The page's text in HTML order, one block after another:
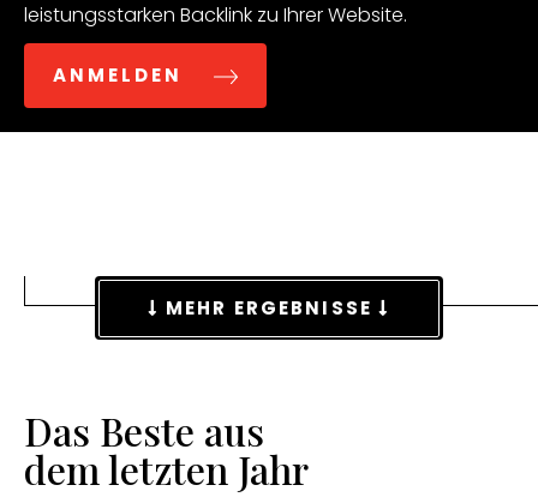
leistungsstarken Backlink zu Ihrer Website.
ANMELDEN
MEHR ERGEBNISSE
Das Beste aus
dem letzten Jahr